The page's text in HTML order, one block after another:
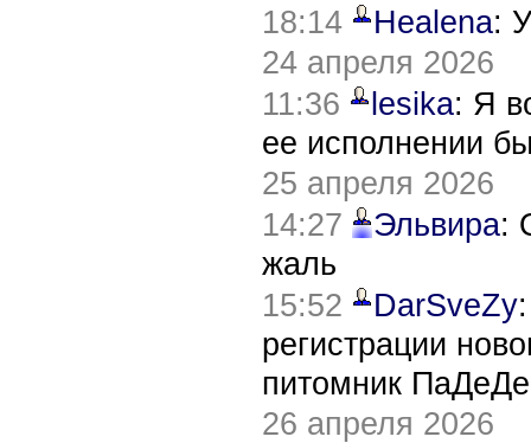
18:14
Healena:
24 апреля 2026
11:36
lesika: Я
ее исполнении
25 апреля 2026
14:27
Эльвира:
жаль
15:52
DarSveZy
регистрации
питомник
26 апреля 2026